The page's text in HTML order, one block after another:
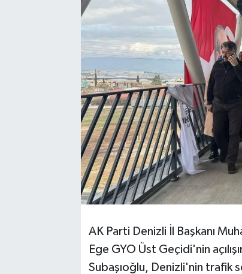
AK Parti Denizli İl Başkanı
Ege GYO Üst Geçidi'nin
Subaşıoğlu, Denizli'nin trafik